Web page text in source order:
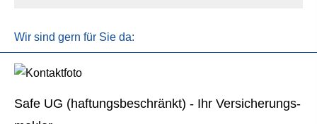
Wir sind gern für Sie da:
Safe UG (haftungsbeschränkt) - Ihr Ver­sicherungs­